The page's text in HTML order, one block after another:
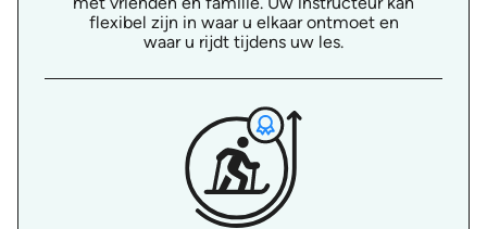
flexibel zijn in waar u elkaar ontmoet en
waar u rijdt tijdens uw les.